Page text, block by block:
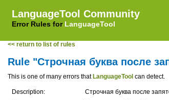
LanguageTool Community
Error Rules for LanguageTool
<< return to list of rules
Rule "Строчная буква после
This is one of many errors that LanguageTool can detect.
Description:
Строчная буква после